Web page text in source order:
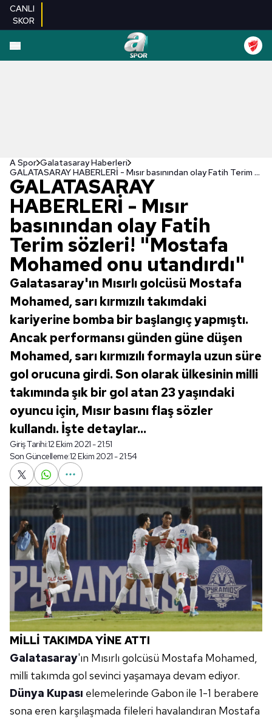
CANLI
SKOR
A Spor Galatasaray Haberleri
GALATASARAY HABERLERİ - Mısır basınından olay Fatih Terim sözleri! "Mostafa Mohamed onu utandırdı"
GALATASARAY
HABERLERİ - Mısır
basınından olay Fatih
Terim sözleri! "Mostafa
Mohamed onu utandırdı"
Galatasaray'ın Mısırlı golcüsü Mostafa
Mohamed, sarı kırmızılı takımdaki
kariyerine bomba bir başlangıç yapmıştı.
Ancak performansı günden güne düşen
Mohamed, sarı kırmızılı formayla uzun süre
gol orucuna girdi. Son olarak ülkesinin milli
takımında şık bir gol atan 23 yaşındaki
oyuncu için, Mısır basını flaş sözler
kullandı. İşte detaylar...
Giriş Tarihi:12 Ekim 2021 - 21:51
Son Güncelleme:12 Ekim 2021 - 21:54
MİLLİ TAKIMDA YİNE ATTI
Galatasaray'ın Mısırlı golcüsü Mostafa Mohamed,
milli takımda gol sevinci yaşamaya devam ediyor.
Dünya Kupası elemelerinde Gabon ile 1-1 berabere
sona eren karşılaşmada fileleri havalandıran Mostafa